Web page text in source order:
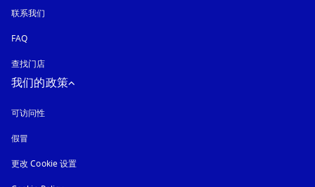
联系我们
FAQ
查找门店
我们的政策
可访问性
假冒
更改 Cookie 设置